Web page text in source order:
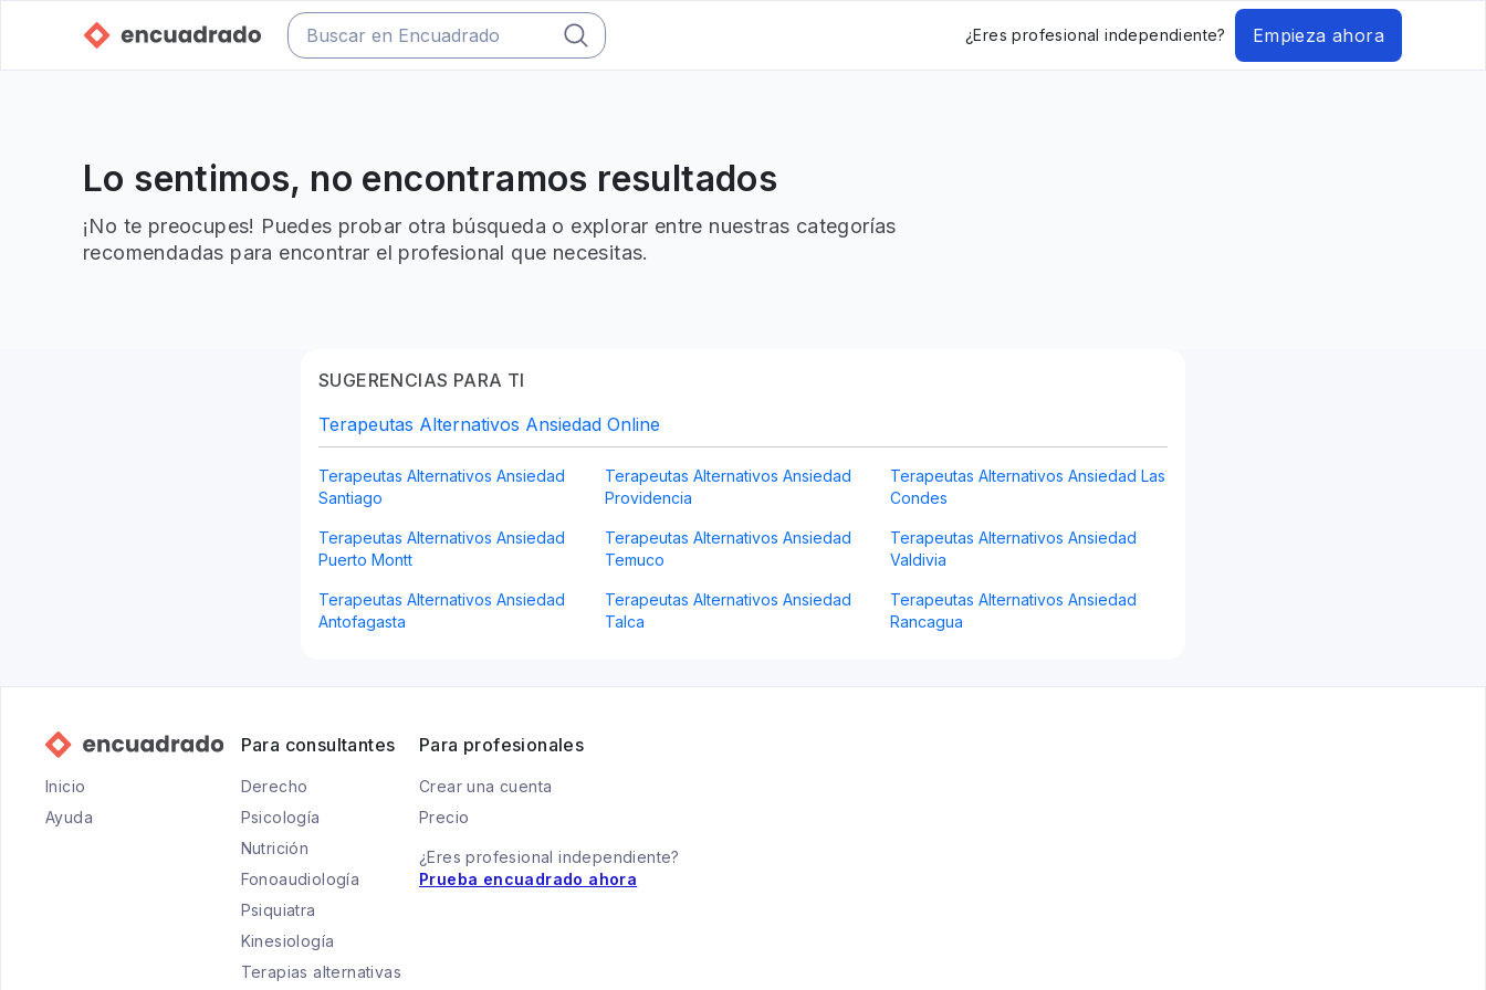
¿Eres profesional independiente? Empieza ahora
Lo sentimos, no encontramos resultados
¡No te preocupes! Puedes probar otra búsqueda o explorar entre nuestras categorías
recomendadas para encontrar el profesional que necesitas.
SUGERENCIAS PARA TI
Terapeutas Alternativos Ansiedad Online
Terapeutas Alternativos Ansiedad
Santiago
Terapeutas Alternativos Ansiedad
Providencia
Terapeutas Alternativos Ansiedad Las
Condes
Terapeutas Alternativos Ansiedad
Puerto Montt
Terapeutas Alternativos Ansiedad
Temuco
Terapeutas Alternativos Ansiedad
Valdivia
Terapeutas Alternativos Ansiedad
Antofagasta
Terapeutas Alternativos Ansiedad
Talca
Terapeutas Alternativos Ansiedad
Rancagua
Inicio
Ayuda
Para consultantes
Derecho
Psicología
Nutrición
Fonoaudiología
Psiquiatra
Kinesiología
Terapias alternativas
Para profesionales
Crear una cuenta
Precio
¿Eres profesional independiente?
Prueba encuadrado ahora